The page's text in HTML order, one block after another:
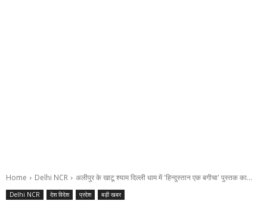
Home Delhi NCR अलीपुर के खाटू श्याम दिल्ली धाम में 'हिन्दुस्तान एक बगीचा' पुस्तक का...
Delhi NCR देश विदेश प्रदेश बड़ी खबर